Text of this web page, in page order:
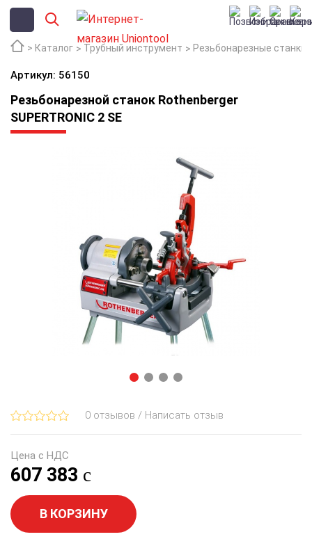
Каталог Трубный инструмент Резьбонарезные станки
Артикул: 56150
Резьбонарезной станок Rothenberger
SUPERTRONIC 2 SE
0 отзывов / Написать отзыв
Цена с НДС
607 383
В КОРЗИНУ